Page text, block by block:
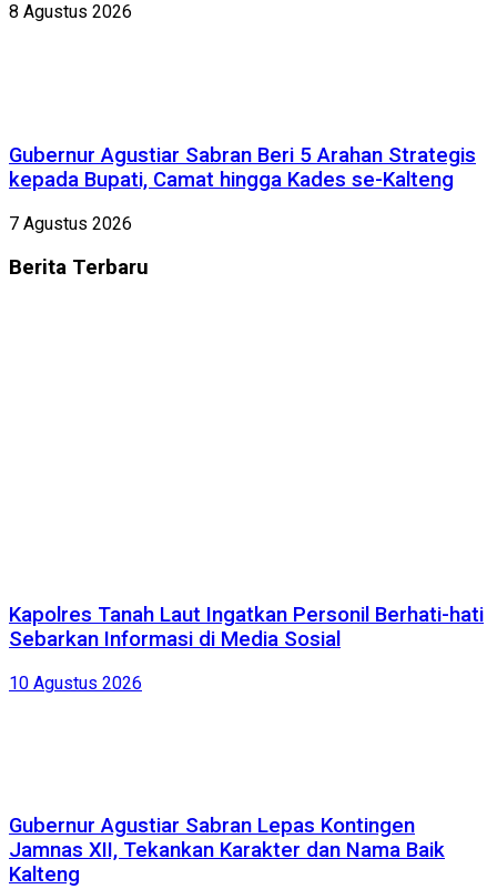
8 Agustus 2026
Gubernur Agustiar Sabran Beri 5 Arahan Strategis
kepada Bupati, Camat hingga Kades se-Kalteng
7 Agustus 2026
Berita Terbaru
Kapolres Tanah Laut Ingatkan Personil Berhati-hati
Sebarkan Informasi di Media Sosial
10 Agustus 2026
Gubernur Agustiar Sabran Lepas Kontingen
Jamnas XII, Tekankan Karakter dan Nama Baik
Kalteng